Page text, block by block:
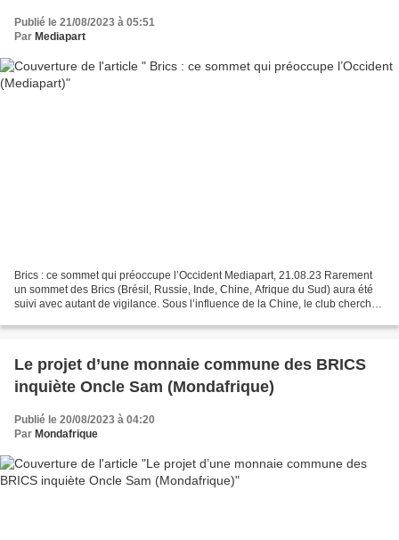
Publié le 21/08/2023 à 05:51
Par Mediapart
Brics : ce sommet qui préoccupe l’Occident Mediapart, 21.08.23 Rarement
un sommet des Brics (Brésil, Russie, Inde, Chine, Afrique du Sud) aura été
suivi avec autant de vigilance. Sous l’influence de la Chine, le club cherche
Le projet d’une monnaie commune des BRICS
inquiète Oncle Sam (Mondafrique)
Publié le 20/08/2023 à 04:20
Par Mondafrique